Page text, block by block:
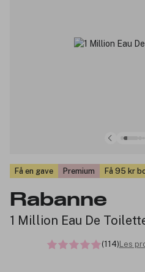
Få en gave Premium Få 95 kr
Rabanne
1 Million Eau De
(114) Les